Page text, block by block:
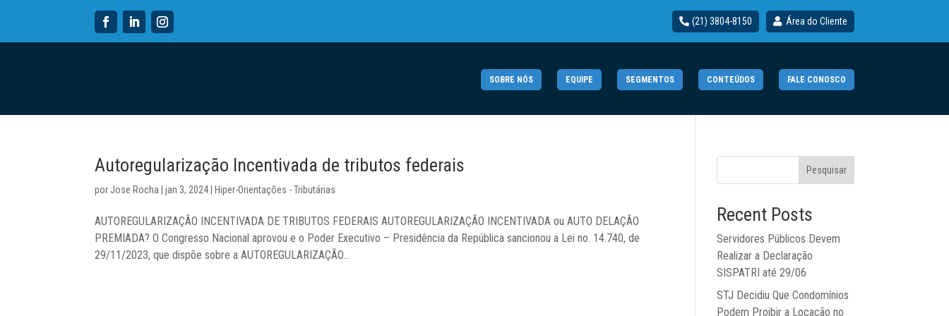
(21) 3804-8150 Área do Cliente
SOBRE NÓS EQUIPE SEGMENTOS CONTEÚDOS FALE CONOSCO
Autoregularização Incentivada de tributos federais
por Jose Rocha |jan 3, 2024 Hiper-Orientações - Tributárias
AUTOREGULARIZAÇÃO INCENTIVADA DE TRIBUTOS FEDERAIS AUTOREGULARIZAÇÃO INCENTIVADA ou AUTO DELAÇÃO
PREMIADA? O Congresso Nacional aprovou e o Poder Executivo – Presidência da República sancionou a Lei no. 14.740, de
29/11/2023, que dispõe sobre a AUTOREGULARIZAÇÃO...
Pesquisar
Recent Posts
Servidores Públicos Devem
Realizar a Declaração
SISPATRI até 29/06
STJ Decidiu Que Condomínios
Podem Proibir a Locação no